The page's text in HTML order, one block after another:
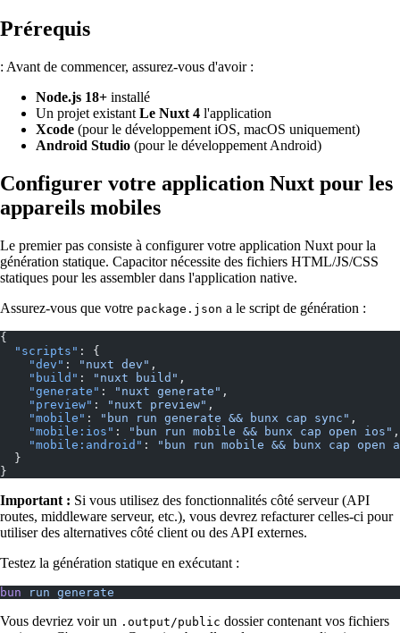
Prérequis
: Avant de commencer, assurez-vous d'avoir :
Node.js 18+ installé
Un projet existant Le Nuxt 4 l'application
Xcode (pour le développement iOS, macOS uniquement)
Android Studio (pour le développement Android)
Configurer votre application Nuxt pour les
appareils mobiles
Le premier pas consiste à configurer votre application Nuxt pour la
génération statique. Capacitor nécessite des fichiers HTML/JS/CSS
statiques pour les assembler dans l'application native.
Assurez-vous que votre package.json a le script de génération :
{
  "scripts"
: {
    "dev"
: "nuxt dev" ,
    "build"
: "nuxt build" ,
    "generate"
: "nuxt generate" ,
    "preview"
: "nuxt preview" ,
    "mobile"
: "bun run generate && bunx cap sync" ,
    "mobile:ios"
: "bun run mobile && bunx cap open ios" ,
    "mobile:android"
:
"bun run mobile && bunx cap open
  }
}
Important : Si vous utilisez des fonctionnalités côté serveur (API
routes, middleware serveur, etc.), vous devrez refacturer celles-ci pour
utiliser des alternatives côté client ou des API externes.
Testez la génération statique en exécutant :
bun run generate
Vous devriez voir un .output/public dossier contenant vos fichiers